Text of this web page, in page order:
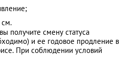
получите смену статуса
и ее годовое продление в
При соблюдении условий